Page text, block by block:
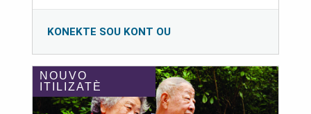
KONEKTE SOU KONT OU
NOUVO
ITILIZATÈ